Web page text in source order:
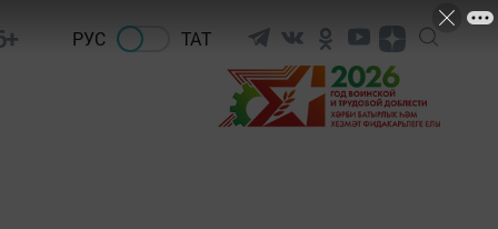
РУС ТАТ